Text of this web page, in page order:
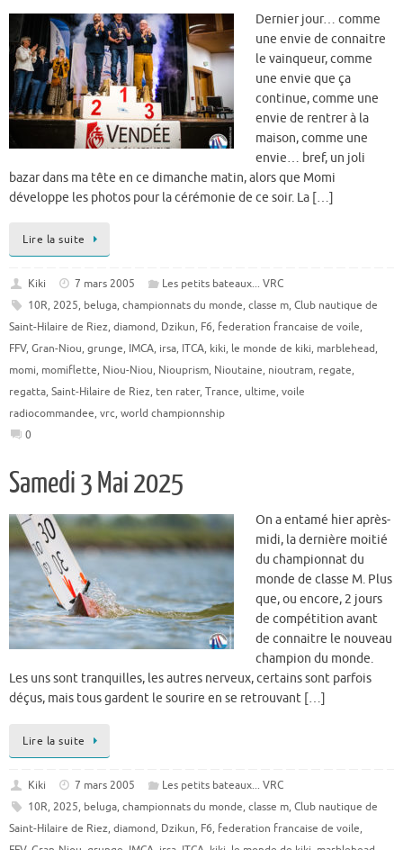
Dernier jour… comme
une envie de connaitre
le vainqueur, comme
une envie que ça
continue, comme une
envie de rentrer à la
maison, comme une
envie… bref, un joli
bazar dans ma tête en ce dimanche matin, alors que Momi
développe les photos pour la cérémonie de ce soir. La […]
Lire la suite
Kiki 7 mars 2005
Les petits bateaux... VRC
10R, 2025, beluga, championnats du monde, classe m, Club nautique de
Saint-Hilaire de Riez, diamond, Dzikun, F6, federation francaise de voile,
FFV, Gran-Niou, grunge, IMCA, irsa, ITCA, kiki, le monde de kiki, marblehead,
momi, momiflette, Niou-Niou, Niouprism, Nioutaine, nioutram, regate,
regatta, Saint-Hilaire de Riez, ten rater, Trance, ultime, voile
radiocommandee, vrc, world championnship
0
Samedi 3 Mai 2025
On a entamé hier après-
midi, la dernière moitié
du championnat du
monde de classe M. Plus
que, ou encore, 2 jours
de compétition avant
de connaitre le nouveau
champion du monde.
Les uns sont tranquilles, les autres nerveux, certains sont parfois
déçus, mais tous gardent le sourire en se retrouvant […]
Lire la suite
Kiki 7 mars 2005
Les petits bateaux... VRC
10R, 2025, beluga, championnats du monde, classe m, Club nautique de
Saint-Hilaire de Riez, diamond, Dzikun, F6, federation francaise de voile,